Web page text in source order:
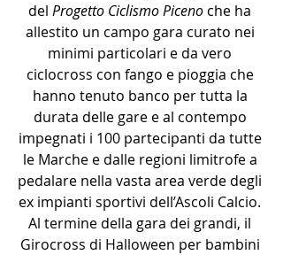
del Progetto Ciclismo Piceno che ha
allestito un campo gara curato nei
minimi particolari e da vero
ciclocross con fango e pioggia che
hanno tenuto banco per tutta la
durata delle gare e al contempo
impegnati i 100 partecipanti da tutte
le Marche e dalle regioni limitrofe a
pedalare nella vasta area verde degli
ex impianti sportivi dell’Ascoli Calcio.
Al termine della gara dei grandi, il
Girocross di Halloween per bambini